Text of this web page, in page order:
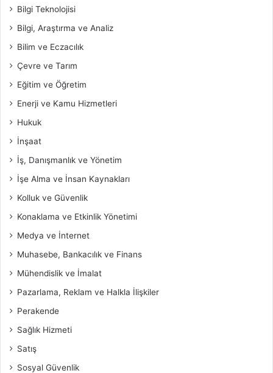
Bilgi Teknolojisi
Bilgi, Araştırma ve Analiz
Bilim ve Eczacılık
Çevre ve Tarım
Eğitim ve Öğretim
Enerji ve Kamu Hizmetleri
Hukuk
İnşaat
İş, Danışmanlık ve Yönetim
İşe Alma ve İnsan Kaynakları
Kolluk ve Güvenlik
Konaklama ve Etkinlik Yönetimi
Medya ve İnternet
Muhasebe, Bankacılık ve Finans
Mühendislik ve İmalat
Pazarlama, Reklam ve Halkla İlişkiler
Perakende
Sağlık Hizmeti
Satış
Sosyal Güvenlik